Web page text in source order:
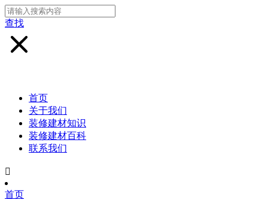
查找
首页
关于我们
装修建材知识
装修建材百科
联系我们

首页